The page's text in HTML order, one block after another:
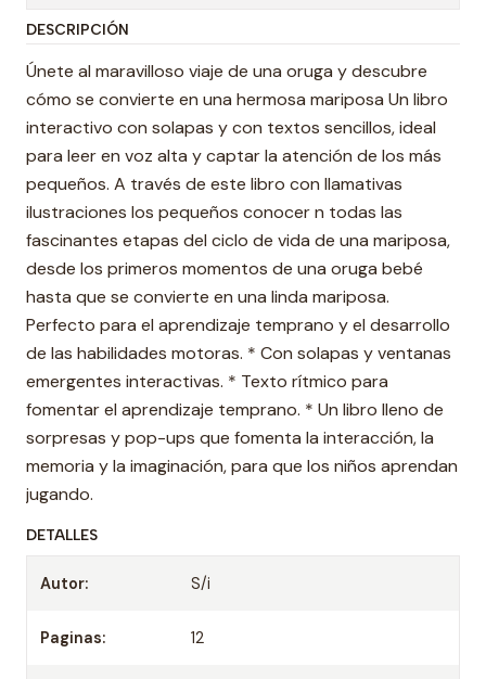
DESCRIPCIÓN
­Únete al maravilloso viaje de una oruga y descubre
cómo se convierte en una hermosa mariposa­ Un libro
interactivo con solapas y con textos sencillos, ideal
para leer en voz alta y captar la atención de los más
pequeños. A través de este libro con llamativas
ilustraciones los pequeños conocer n todas las
fascinantes etapas del ciclo de vida de una mariposa,
desde los primeros momentos de una oruga bebé
hasta que se convierte en una linda mariposa.
Perfecto para el aprendizaje temprano y el desarrollo
de las habilidades motoras. * Con solapas y ventanas
emergentes interactivas. * Texto rítmico para
fomentar el aprendizaje temprano. * Un libro lleno de
sorpresas y pop-ups que fomenta la interacción, la
memoria y la imaginación, para que los niños aprendan
jugando.
DETALLES
Autor: S/i
Paginas: 12